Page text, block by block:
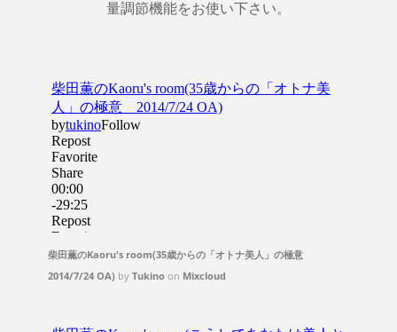
量調節機能をお使い下さい。
柴田薫のKaoru's room(35歳からの「オトナ美人」の極意
2014/7/24 OA) by Tukino on Mixcloud